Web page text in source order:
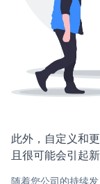
此外，自定义和
且很可能会引起
随着您公司的持续